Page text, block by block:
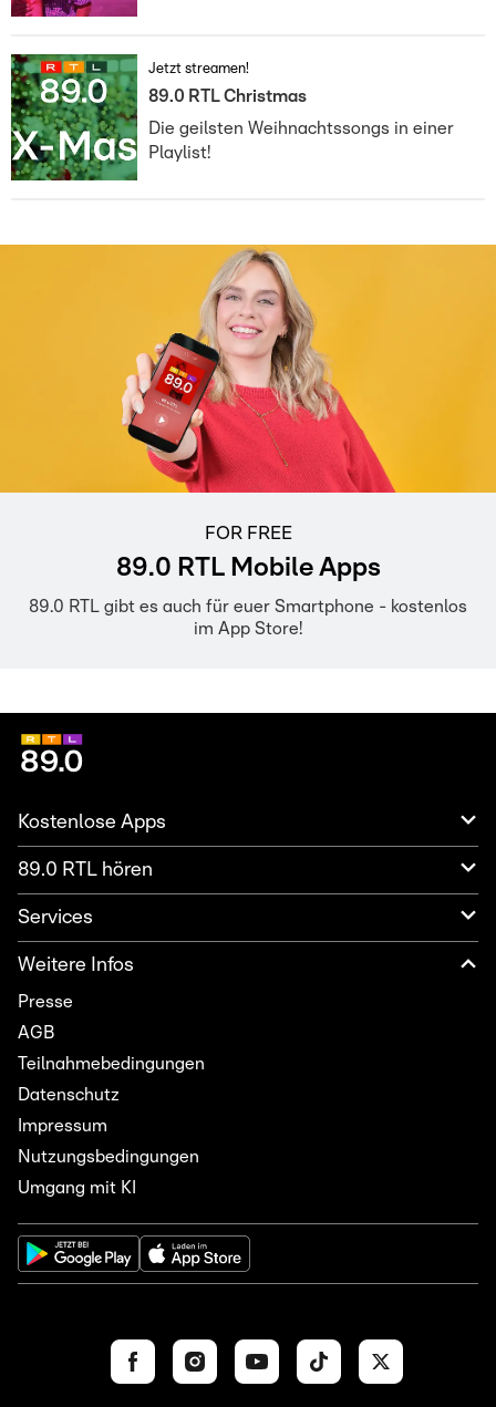
Jetzt streamen!
89.0 RTL Christmas
Die geilsten Weihnachtssongs in einer
Playlist!
FOR FREE
89.0 RTL Mobile Apps
89.0 RTL gibt es auch für euer Smartphone - kostenlos
im App Store!
Kostenlose Apps
89.0 RTL hören
Services
Weitere Infos
Presse
AGB
Teilnahmebedingungen
Datenschutz
Impressum
Nutzungsbedingungen
Umgang mit KI